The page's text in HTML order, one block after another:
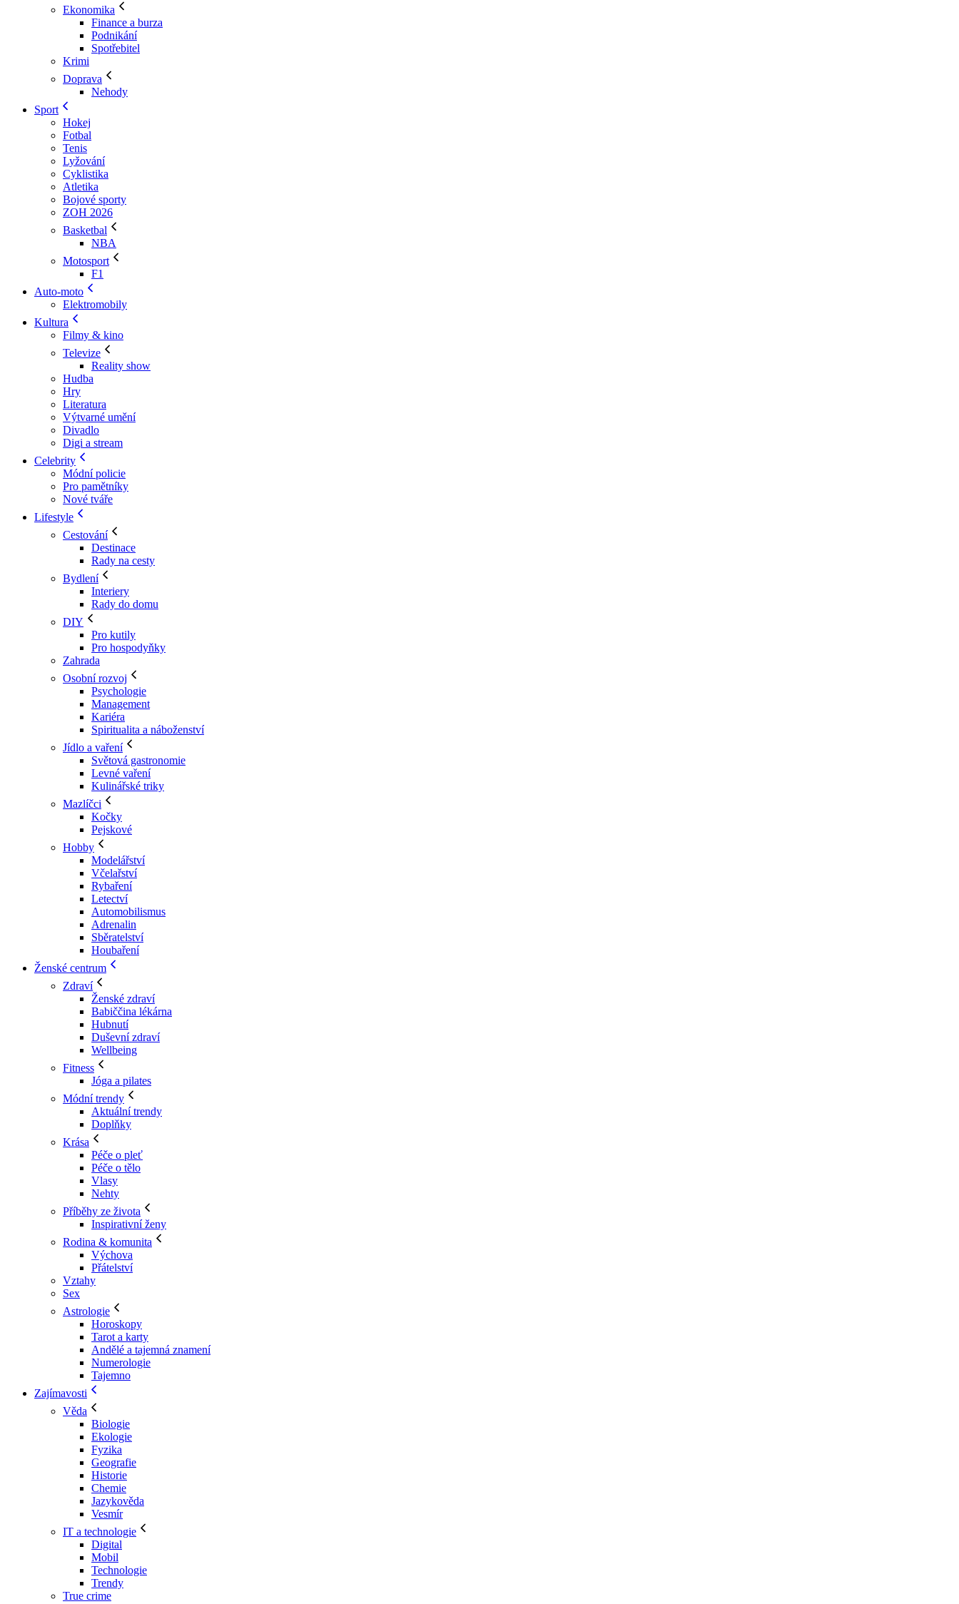
Ekonomika
Finance a burza
Podnikání
Spotřebitel
Krimi
Doprava
Nehody
Sport
Hokej
Fotbal
Tenis
Lyžování
Cyklistika
Atletika
Bojové sporty
ZOH 2026
Basketbal
NBA
Motosport
F1
Auto-moto
Elektromobily
Kultura
Filmy & kino
Televize
Reality show
Hudba
Hry
Literatura
Výtvarné umění
Divadlo
Digi a stream
Celebrity
Módní policie
Pro pamětníky
Nové tváře
Lifestyle
Cestování
Destinace
Rady na cesty
Bydlení
Interiery
Rady do domu
DIY
Pro kutily
Pro hospodyňky
Zahrada
Osobní rozvoj
Psychologie
Management
Kariéra
Spiritualita a náboženství
Jídlo a vaření
Světová gastronomie
Levné vaření
Kulinářské triky
Mazlíčci
Kočky
Pejskové
Hobby
Modelářství
Včelařství
Rybaření
Letectví
Automobilismus
Adrenalin
Sběratelství
Houbaření
Ženské centrum
Zdraví
Ženské zdraví
Babiččina lékárna
Hubnutí
Duševní zdraví
Wellbeing
Fitness
Jóga a pilates
Módní trendy
Aktuální trendy
Doplňky
Krása
Péče o pleť
Péče o tělo
Vlasy
Nehty
Příběhy ze života
Inspirativní ženy
Rodina & komunita
Výchova
Přátelství
Vztahy
Sex
Astrologie
Horoskopy
Tarot a karty
Andělé a tajemná znamení
Numerologie
Tajemno
Zajímavosti
Věda
Biologie
Ekologie
Fyzika
Geografie
Historie
Chemie
Jazykověda
Vesmír
IT a technologie
Digital
Mobil
Technologie
Trendy
True crime